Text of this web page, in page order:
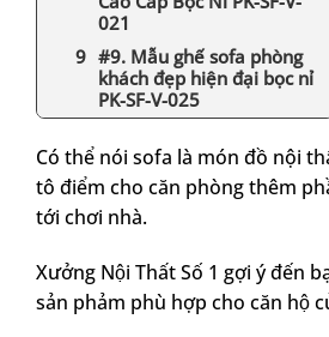
021
#9. Mẫu ghế sofa phòng
khách đẹp hiện đại bọc nỉ
PK-SF-V-025
Có thể nói sofa là món đồ nội
tô điểm cho căn phòng thêm
tới chơi nhà.
Xưởng Nội Thất Số 1 gợi ý đến
sản phảm phù hợp cho căn hộ